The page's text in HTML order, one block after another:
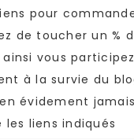
pour
de toucher un %
vous participez
à la survie du
évidement
les liens indiqués